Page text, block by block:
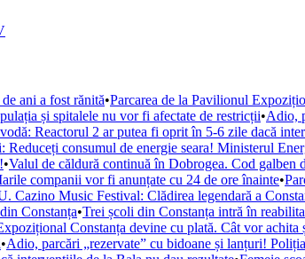
ani a fost rănită•Parcarea de la Pavilionul
și spitalele nu vor fi afectate de restricții•Adio,
Reactorul 2 ar putea fi oprit în 5-6 zile dacă
Reduceți consumul de energie seara! Ministerul
•Valul de căldură continuă în Dobrogea. Cod galben
companii vor fi anunțate cu 24 de ore înainte•
Music Festival: Clădirea legendară a
Constanța•Trei școli din Constanța intră în
Constanța devine cu plată. Cât vor achita
•Adio, parcări „rezervate” cu bidoane și lanțuri!